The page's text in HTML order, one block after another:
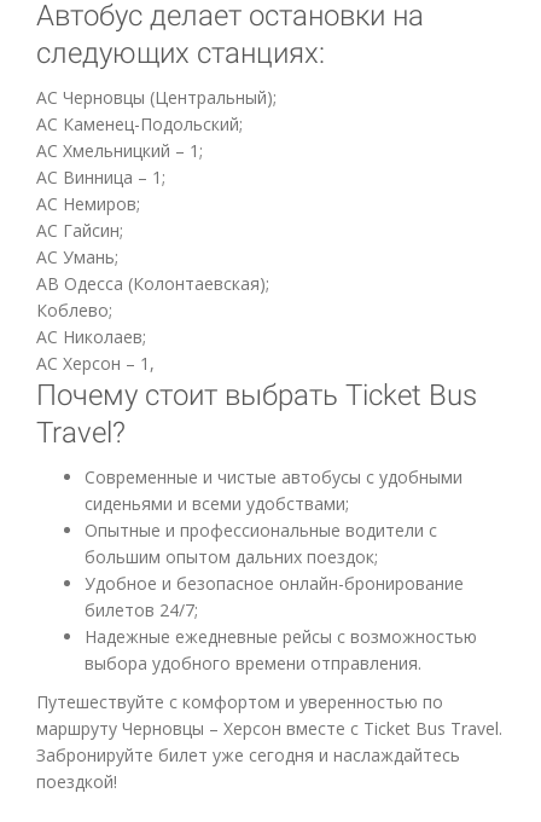
Автобус делает остановки на
следующих станциях:
АС Черновцы (Центральный);
АС Каменец-Подольский;
АС Хмельницкий – 1;
АС Винница – 1;
АС Немиров;
АС Гайсин;
АС Умань;
АВ Одесса (Колонтаевская);
Коблево;
АС Николаев;
АС Херсон – 1,
Почему стоит выбрать Ticket Bus
Travel?
Современные и чистые автобусы с удобными
сиденьями и всеми удобствами;
Опытные и профессиональные водители с
большим опытом дальних поездок;
Удобное и безопасное онлайн-бронирование
билетов 24/7;
Надежные ежедневные рейсы с возможностью
выбора удобного времени отправления.
Путешествуйте с комфортом и уверенностью по
маршруту Черновцы – Херсон вместе с Ticket Bus Travel.
Забронируйте билет уже сегодня и наслаждайтесь
поездкой!